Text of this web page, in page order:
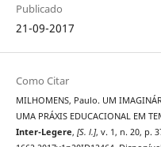
Publicado
21-09-2017
Como Citar
MILHOMENS, Paulo. UM
UMA PRÁXIS EDUCACIONAL EM
Inter-Legere, [S. l.], v. 1, n. 20, p.